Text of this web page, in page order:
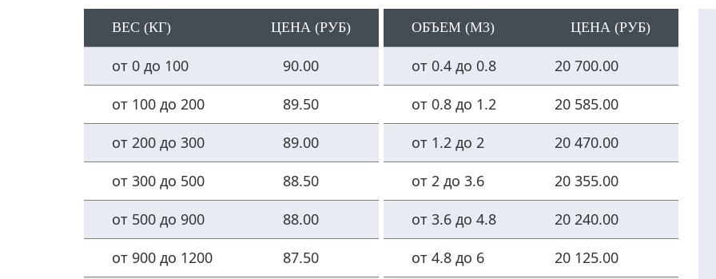
ВЕС (КГ) ЦЕНА (РУБ)
от 0 до 100
90.00
от 100 до 200
89.50
от 200 до 300
89.00
от 300 до 500
88.50
от 500 до 900
88.00
от 900 до 1200
87.50
ОБЪЕМ (М3) ЦЕНА (РУБ)
от 0.4 до 0.8
20 700.00
от 0.8 до 1.2
20 585.00
от 1.2 до 2
20 470.00
от 2 до 3.6
20 355.00
от 3.6 до 4.8
20 240.00
от 4.8 до 6
20 125.00